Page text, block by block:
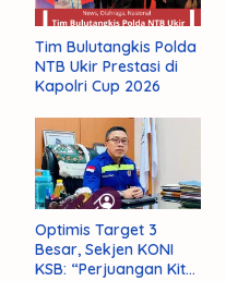
Tim Bulutangkis Polda
NTB Ukir Prestasi di
Kapolri Cup 2026
Optimis Target 3
Besar, Sekjen KONI
KSB: “Perjuangan Kita